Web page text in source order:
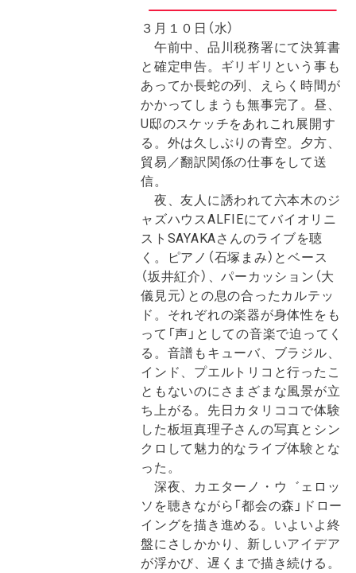
３月１０日（水）
午前中、品川税務署にて決算書
と確定申告。ギリギリという事も
あってか長蛇の列、えらく時間が
かかってしまうも無事完了。 昼、
U邸のスケッチをあれこれ展開す
る。外は久しぶりの青空。夕方、
貿易／翻訳関係の仕事をして送
信。
夜、友人に誘われて六本木のジ
ャズハウスALFIEにてバイオリニ
ストSAYAKAさんのライブを聴
く。ピアノ（石塚まみ）とベース
（坂井紅介）、パーカッション（大
儀見元）との息の合ったカルテッ
ド。それぞれの楽器が身体性をも
って「声」としての音楽で迫ってく
る。音譜もキューバ、ブラジル、
インド、プエルトリコと行ったこ
ともないのにさまざまな風景が立
ち上がる。先日カタリココで体験
した板垣真理子さんの写真とシン
クロして魅力的なライブ体験とな
った。
深夜、カエターノ・ウ゛ェロッ
ソを聴きながら「都会の森」ドロー
イングを描き進める。いよいよ終
盤にさしかかり、新しいアイデア
が浮かび、遅くまで描き続ける。